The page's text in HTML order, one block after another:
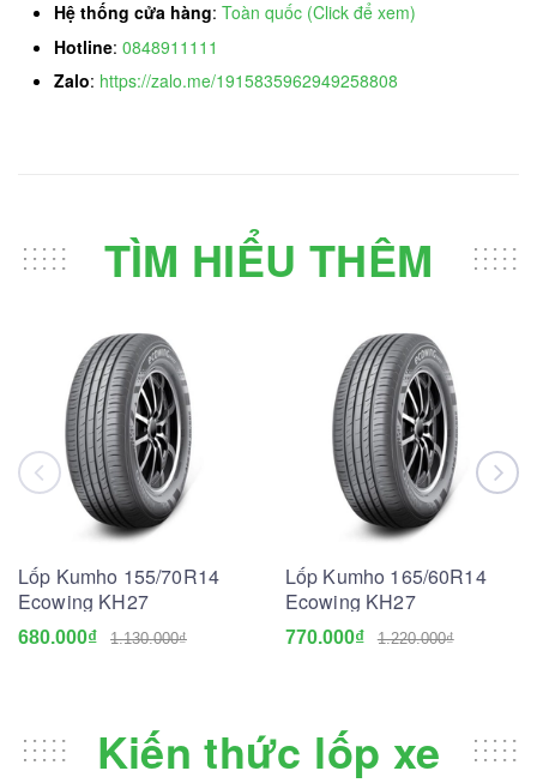
Hệ thống cửa hàng: Toàn quốc (Click để xem)
Hotline: 0848911111
Zalo: https://zalo.me/1915835962949258808
TÌM HIỂU THÊM
Lốp Kumho 155/70R14
Ecowing KH27
680.000₫ 1.130.000₫
Lốp Kumho 165/60R14
Ecowing KH27
770.000₫ 1.220.000₫
Kiến thức lốp xe